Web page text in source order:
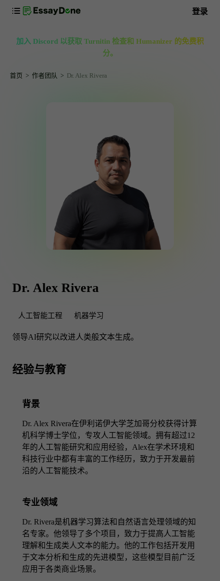
登录
加入 Discord 以获取 Turnitin 检查和 Humanizer 的免费积
分。
首页 作者团队 Dr. Alex Rivera
Dr. Alex Rivera
人工智能工程 机器学习
领导AI研究以改进人类般文本生成。
经验与教育
背景
Dr. Alex Rivera在伊利诺伊大学芝加哥分校获得计算
机科学博士学位，专攻人工智能领域。拥有超过12
年的人工智能研究和应用经验，Alex在学术环境和
科技行业中都有丰富的工作经历，致力于开发最前
沿的人工智能技术。
专业领域
Dr. Rivera是机器学习算法和自然语言处理领域的知
名专家。他领导了多个项目，致力于提高人工智能
理解和生成类人文本的能力。他的工作包括开发用
于文本分析和生成的先进模型，这些模型目前广泛
应用于各类商业场景。